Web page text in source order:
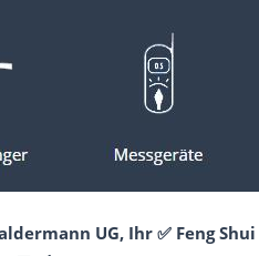
UG, Ihr ✅ Feng